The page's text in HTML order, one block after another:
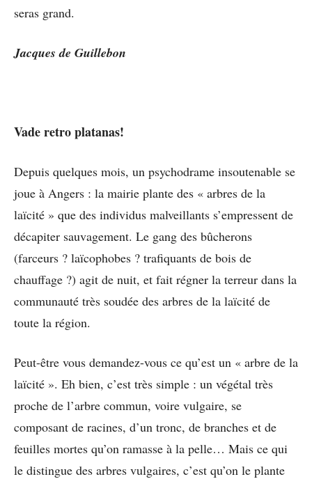
seras grand.
Jacques de Guillebon
Vade retro platanas!
Depuis quelques mois, un psychodrame insoutenable se
joue à Angers : la mairie plante des « arbres de la
laïcité » que des individus malveillants s’empressent de
décapiter sauvagement. Le gang des bûcherons
(farceurs ? laïcophobes ? trafiquants de bois de
chauffage ?) agit de nuit, et fait régner la terreur dans la
communauté très soudée des arbres de la laïcité de
toute la région.
Peut-être vous demandez-vous ce qu’est un « arbre de la
laïcité ». Eh bien, c’est très simple : un végétal très
proche de l’arbre commun, voire vulgaire, se
composant de racines, d’un tronc, de branches et de
feuilles mortes qu’on ramasse à la pelle… Mais ce qui
le distingue des arbres vulgaires, c’est qu’on le plante